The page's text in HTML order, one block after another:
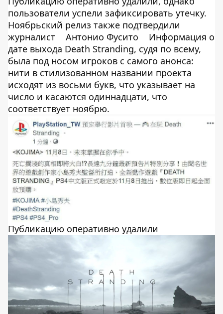
пользователи успели зафиксировать утечку.
Ноябрьский релиз также подтвердили
журналист
Антонио Фусито
Информация о
дате выхода Death Stranding, судя по всему,
была под носом игроков с самого анонса:
нити в стилизованном названии проекта
исходят из восьми букв, что указывает на
число и касаются одиннадцати, что
соответствует ноябрю.
Публикацию оперативно удалили